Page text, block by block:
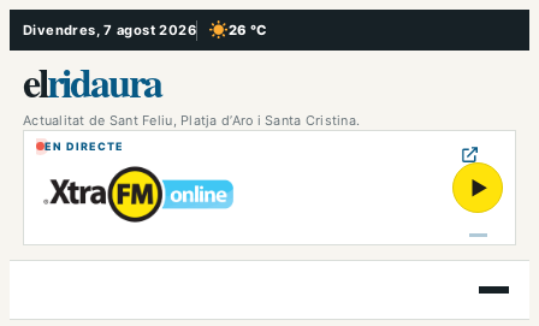
Vés
al
contingut
Divendres, 7 agost 2026 26 °C
, Cel serè
elridaura
Actualitat de Sant Feliu, Platja d’Aro i Santa Cristina.
EN DIRECTE
▶
Obre
el